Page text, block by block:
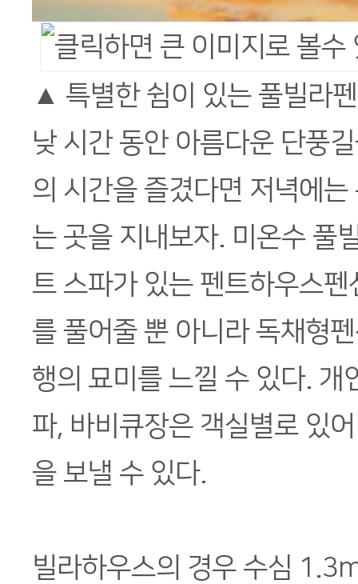
▲ 특별한 쉼이 있는 풀빌라
낮 시간 동안 아름다운 단풍
의 시간을 즐겼다면 저녁에
는 곳을 지내보자. 미온수 풀
트 스파가 있는 펜트하우스
를 풀어줄 뿐 아니라 독채형
행의 묘미를 느낄 수 있다. 개
파, 바비큐장은 객실별로 있
을 보낼 수 있다.
빌라하우스의 경우 수심